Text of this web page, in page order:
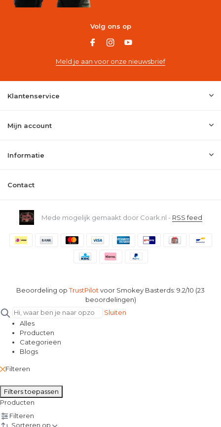
Volg ons op
Meld je aan voor onze nieuwsbrief
Klantenservice
Mijn account
Informatie
Contact
Mede mogelijk gemaakt door Coark.nl - RSS feed
Beoordeling opTrustPilot voor Smokey Basterds: 9.2/10 (23
beoordelingen)
Sluiten
Alles
Producten
Categorieën
Blogs
Filteren
Filters toepassen
Producten
Filteren
Sorteren op